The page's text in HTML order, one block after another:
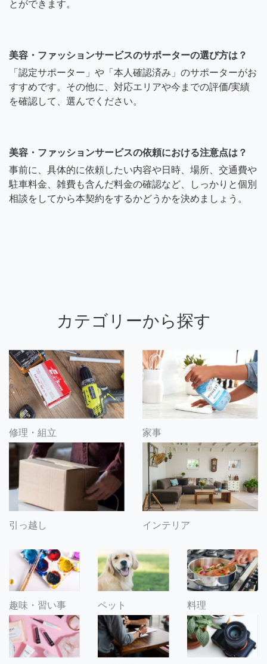
とができます。
美容・ファッションサービスのサポーターの選び方は？
「認定サポーター」や「本人確認済み」のサポーターがお
すすめです。その他に、対応エリアや今までの評価/実績
を確認して、選んでください。
美容・ファッションサービスの依頼における注意点は？
事前に、具体的に依頼したい内容や日時、場所、交通費や
駐車料金、雑費も含んだ料金の確認など、しっかりと個別
相談をしてから本契約をするかどうかを決めましょう。
カテゴリーから探す
修理・組立 家事
引っ越し インテリア
趣味・習い事 ペット 料理